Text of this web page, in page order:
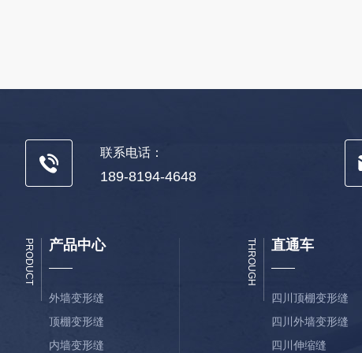
联系电话：
189-8194-4648
产品中心
PRODUCT
外墙变形缝
顶棚变形缝
内墙变形缝
直通车
THROUGH
四川顶棚变形缝
四川外墙变形缝
四川伸缩缝